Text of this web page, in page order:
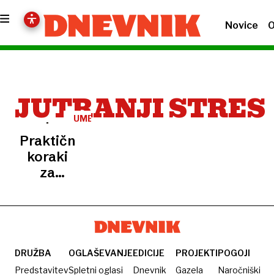
Novice
JUTRANJI STRES
UMETNOST
ŽIVLJENJA,
Praktični
koraki
za
vsakdan
DRUŽBA
Predstavitev
OGLAŠEVANJE
Spletni oglasi
EDICIJE
Dnevnik
PROJEKTI
Gazela
POGOJI
Naročniški